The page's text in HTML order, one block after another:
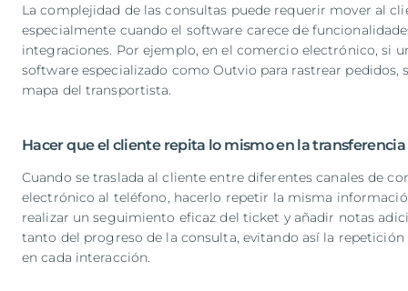
La complejidad de las consultas puede requerir mover al
especialmente cuando el software carece de
integraciones. Por ejemplo, en el comercio electrónico, si
software especializado como Outvio para rastrear
mapa del transportista.
Hacer que el cliente repita lo mismo en la transferencia
Cuando se traslada al cliente entre diferentes canales de
electrónico al teléfono, hacerlo repetir la misma
realizar un seguimiento eficaz del ticket y añadir notas
tanto del progreso de la consulta, evitando así la
en cada interacción.